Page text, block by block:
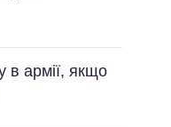
в армії, якщо